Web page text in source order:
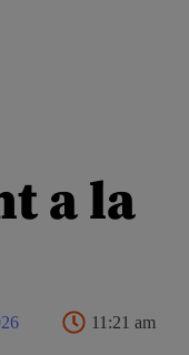
a la
11:21 am